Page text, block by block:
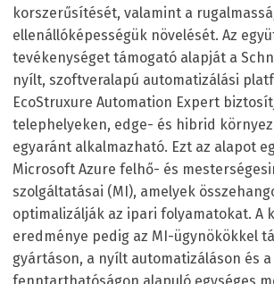
korszerűsítését, valamint a
ellenállóképességük növelését. Az
tevékenységet támogató alapját a
nyílt, szoftveralapú automatizálási
EcoStruxure Automation Expert
telephelyeken, edge- és hibrid
egyaránt alkalmazható. Ezt az alapot
Microsoft Azure felhő- és
szolgáltatásai (MI), amelyek
optimalizálják az ipari folyamatokat. A
eredménye pedig az MI-ügynökökkel
gyártáson, a nyílt automatizáláson és
fenntarthatóságon alapuló egységes